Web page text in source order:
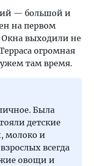
— большой и
на первом
выходили не
огромная
там время.
Была
детские
молоко и
всегда
овощи и